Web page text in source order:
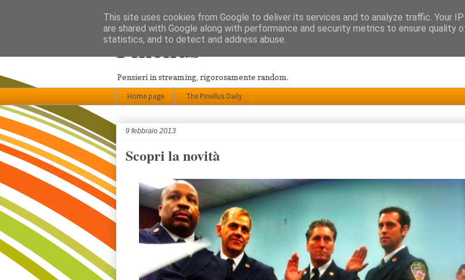
Pinellus
Pensieri in streaming, rigorosamente random.
Home page The Pinellus Daily
9 febbraio 2013
Scopri la novità
This site uses cookies from Google to deliver its services and to analyze traffic. Your
are shared with Google along with performance and security metrics to ensure quality
statistics, and to detect and address abuse.